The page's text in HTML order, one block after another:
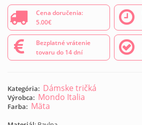
Cena doručenia:
5.00€
Bezplatné vrátenie
tovaru do 14 dní
Kategória: Dámske tričká
Výrobca: Mondo Italia
Farba: Mäta